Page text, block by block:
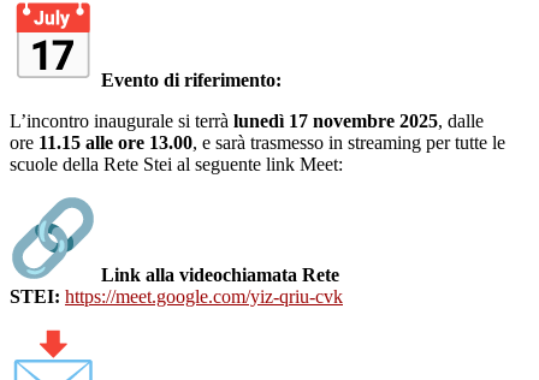
Evento di riferimento:
L’incontro inaugurale si terrà lunedì 17 novembre 2025, dalle
ore 11.15 alle ore 13.00, e sarà trasmesso in streaming per tutte le
scuole della Rete Stei al seguente link Meet:
Link alla videochiamata Rete
STEI: https://meet.google.com/yiz-qriu-cvk